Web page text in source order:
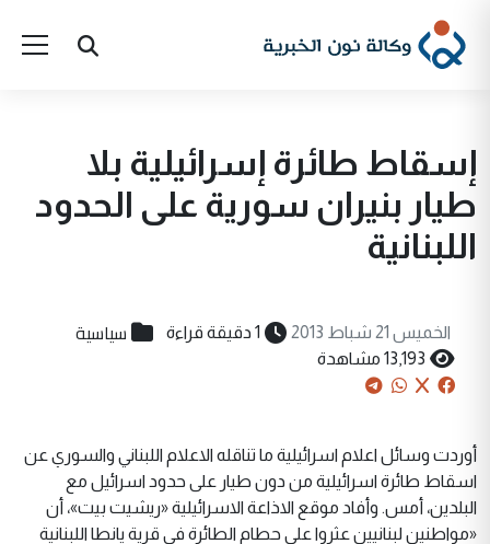
إسقاط طائرة إسرائيلية بلا
طيار بنيران سورية على الحدود
اللبنانية
الخميس 21 شباط 2013 1 دقيقة قراءة سياسية
13,193 مشاهدة
أوردت وسائل اعلام اسرائيلية ما تناقله الاعلام اللبناني والسوري عن
اسقاط طائرة اسرائيلية من دون طيار على حدود اسرائيل مع
البلدين، أمس. وأفاد موقع الاذاعة الاسرائيلية «ريشيت بيت»، أن
«مواطنين لبنانيين عثروا على حطام الطائرة في قرية يانطا اللبنانية